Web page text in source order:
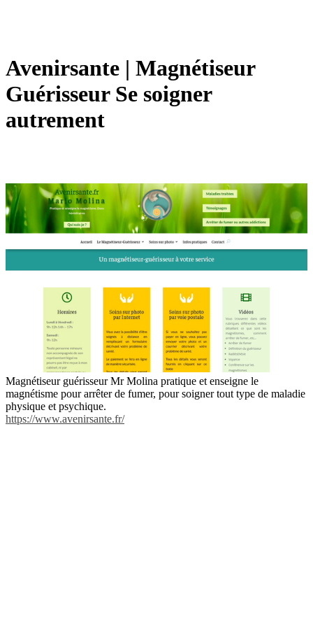
Avenirsante | Magnétiseur
Guérisseur Se soigner
autrement
Magnétiseur guérisseur Mr Molina pratique et enseigne le
magnétisme pour arrêter de fumer, pour soigner tout type de maladie
physique et psychique.
https://www.avenirsante.fr/